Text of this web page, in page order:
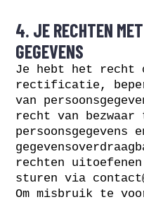
4. JE RECHTEN
GEGEVENS
Je hebt het recht
rectificatie,
van
recht van bezwaar
persoonsgegevens
rechten
sturen via
Om misbruik te